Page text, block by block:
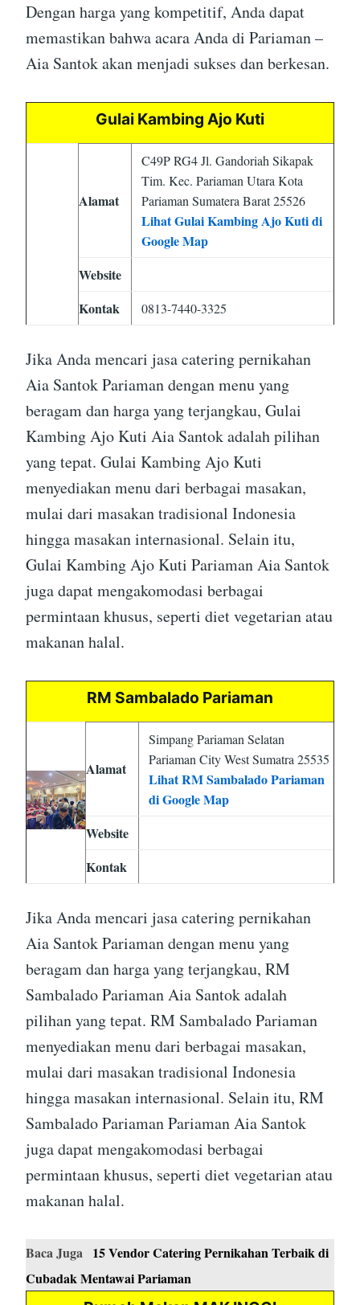
Dengan harga yang kompetitif, Anda dapat
memastikan bahwa acara Anda di Pariaman –
Aia Santok akan menjadi sukses dan berkesan.
Gulai Kambing Ajo Kuti
Alamat
C49P RG4 Jl. Gandoriah Sikapak
Tim. Kec. Pariaman Utara Kota
Pariaman Sumatera Barat 25526
Lihat Gulai Kambing Ajo Kuti di
Google Map
Website
Kontak
0813-7440-3325
Jika Anda mencari jasa catering pernikahan
Aia Santok Pariaman dengan menu yang
beragam dan harga yang terjangkau, Gulai
Kambing Ajo Kuti Aia Santok adalah pilihan
yang tepat. Gulai Kambing Ajo Kuti
menyediakan menu dari berbagai masakan,
mulai dari masakan tradisional Indonesia
hingga masakan internasional. Selain itu,
Gulai Kambing Ajo Kuti Pariaman Aia Santok
juga dapat mengakomodasi berbagai
permintaan khusus, seperti diet vegetarian atau
makanan halal.
RM Sambalado Pariaman
Alamat
Simpang Pariaman Selatan
Pariaman City West Sumatra 25535
Lihat RM Sambalado Pariaman
di Google Map
Website
Kontak
Jika Anda mencari jasa catering pernikahan
Aia Santok Pariaman dengan menu yang
beragam dan harga yang terjangkau, RM
Sambalado Pariaman Aia Santok adalah
pilihan yang tepat. RM Sambalado Pariaman
menyediakan menu dari berbagai masakan,
mulai dari masakan tradisional Indonesia
hingga masakan internasional. Selain itu, RM
Sambalado Pariaman Pariaman Aia Santok
juga dapat mengakomodasi berbagai
permintaan khusus, seperti diet vegetarian atau
makanan halal.
Baca Juga
15 Vendor Catering Pernikahan Terbaik di
Cubadak Mentawai Pariaman